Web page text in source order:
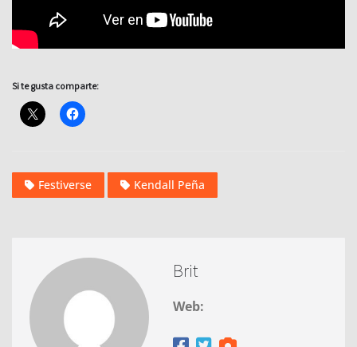
Si te gusta comparte:
Festiverse Kendall Peña
Brit
Web: